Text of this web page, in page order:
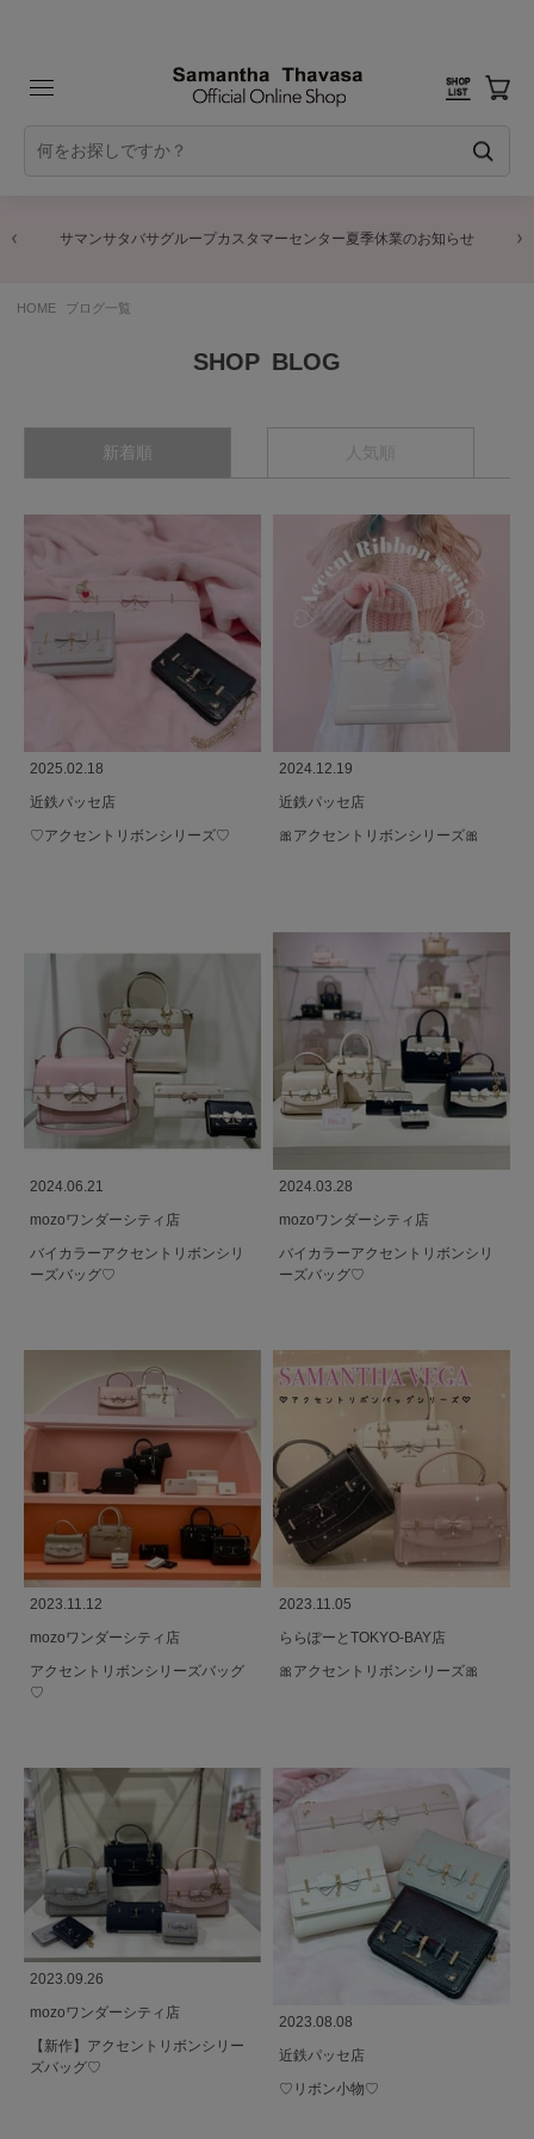
サマンサタバサグループカスタマーセンター夏季休業のお知らせ
HOME ブログ一覧
BLOG
新着順 人気順
2025.02.18
近鉄パッセ店
♡アクセントリボンシリーズ♡
2024.12.19
近鉄パッセ店
🎀アクセントリボンシリーズ🎀
2024.06.21
mozoワンダーシティ店
バイカラーアクセントリボンシリ
ーズバッグ♡
2024.03.28
mozoワンダーシティ店
バイカラーアクセントリボンシリ
ーズバッグ♡
2023.11.12
mozoワンダーシティ店
アクセントリボンシリーズバッグ
♡
2023.11.05
ららぽーとTOKYO-BAY店
🎀アクセントリボンシリーズ🎀
2023.09.26
mozoワンダーシティ店
【新作】アクセントリボンシリー
ズバッグ♡
2023.08.08
近鉄パッセ店
♡リボン小物♡